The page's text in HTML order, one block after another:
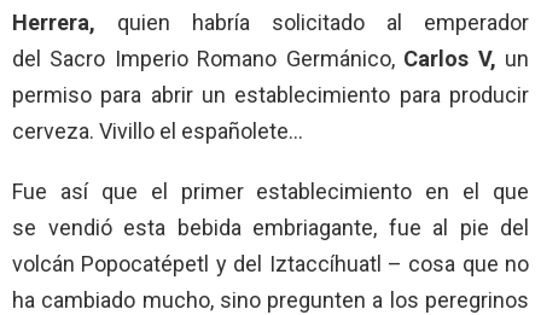
Herrera, quien habría solicitado al emperador
del Sacro Imperio Romano Germánico,Carlos V, un
permiso para abrir un establecimiento para producir
cerveza. Vivillo el españolete…
Fue así que el primer establecimiento en el que
se vendió esta bebida embriagante, fue al pie del
volcán Popocatépetl y del Iztaccíhuatl – cosa que no
ha cambiado mucho, sino pregunten a los peregrinos